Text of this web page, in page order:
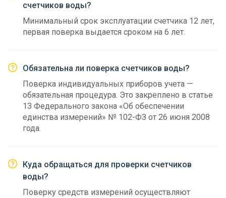
счетчиков воды?
Минимальный срок эксплуатации счетчика 12 лет,
первая поверка выдается сроком на 6 лет.
Обязательна ли поверка счетчиков воды?
Поверка индивидуальных приборов учета —
обязательная процедура. Это закреплено в статье
13 Федерального закона «Об обеспечении
единства измерений» № 102-ФЗ от 26 июня 2008
года.
Куда обращаться для проверки счетчиков
воды?
Поверку средств измерений осуществляют